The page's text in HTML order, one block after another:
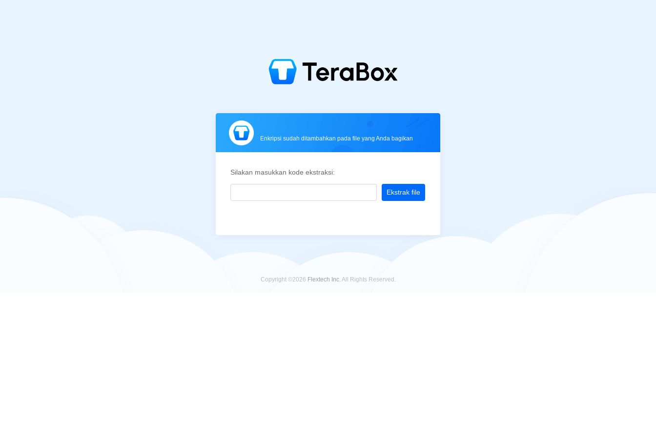
Enkripsi sudah ditambahkan pada file yang Anda bagikan
Silakan masukkan kode ekstraksi:
Ekstrak file
Copyright ©2026 Flextech Inc.All Rights Reserved.